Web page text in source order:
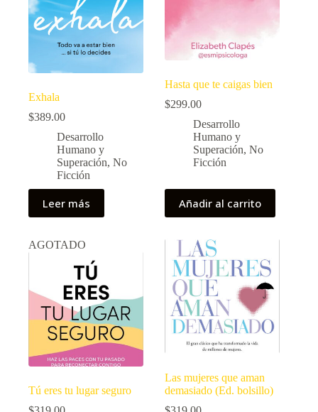
Exhala
$389.00
Desarrollo
Humano y
Superación, No
Ficción
Leer más
Hasta que te caigas bien
$299.00
Desarrollo
Humano y
Superación,No
Ficción
Añadir al carrito
AGOTADO
Tú eres tu lugar seguro
Las mujeres que aman
demasiado (Ed. bolsillo)